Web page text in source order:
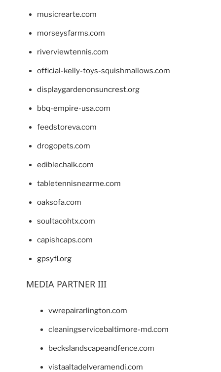
musicrearte.com
morseysfarms.com
riverviewtennis.com
official-kelly-toys-squishmallows.com
displaygardenonsuncrest.org
bbq-empire-usa.com
feedstoreva.com
drogopets.com
ediblechalk.com
tabletennisnearme.com
oaksofa.com
soultacohtx.com
capishcaps.com
gpsyfl.org
MEDIA PARTNER III
vwrepairarlington.com
cleaningservicebaltimore-md.com
beckslandscapeandfence.com
vistaaltadelveramendi.com